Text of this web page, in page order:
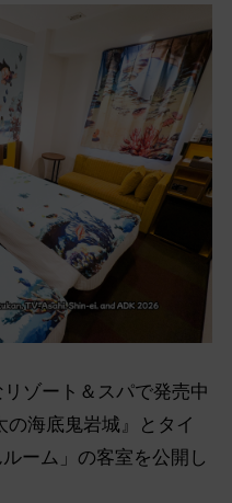
ゾート＆スパで発売中
の海底鬼岩城』とタイ
ーム」の客室を公開し